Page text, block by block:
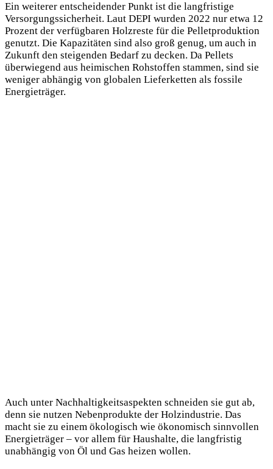
Ein weiterer entscheidender Punkt ist die langfristige
Versorgungssicherheit. Laut DEPI wurden 2022 nur etwa 12
Prozent der verfügbaren Holzreste für die Pelletproduktion
genutzt. Die Kapazitäten sind also groß genug, um auch in
Zukunft den steigenden Bedarf zu decken. Da Pellets
überwiegend aus heimischen Rohstoffen stammen, sind sie
weniger abhängig von globalen Lieferketten als fossile
Energieträger.
Auch unter Nachhaltigkeitsaspekten schneiden sie gut ab,
denn sie nutzen Nebenprodukte der Holzindustrie. Das
macht sie zu einem ökologisch wie ökonomisch sinnvollen
Energieträger – vor allem für Haushalte, die langfristig
unabhängig von Öl und Gas heizen wollen.